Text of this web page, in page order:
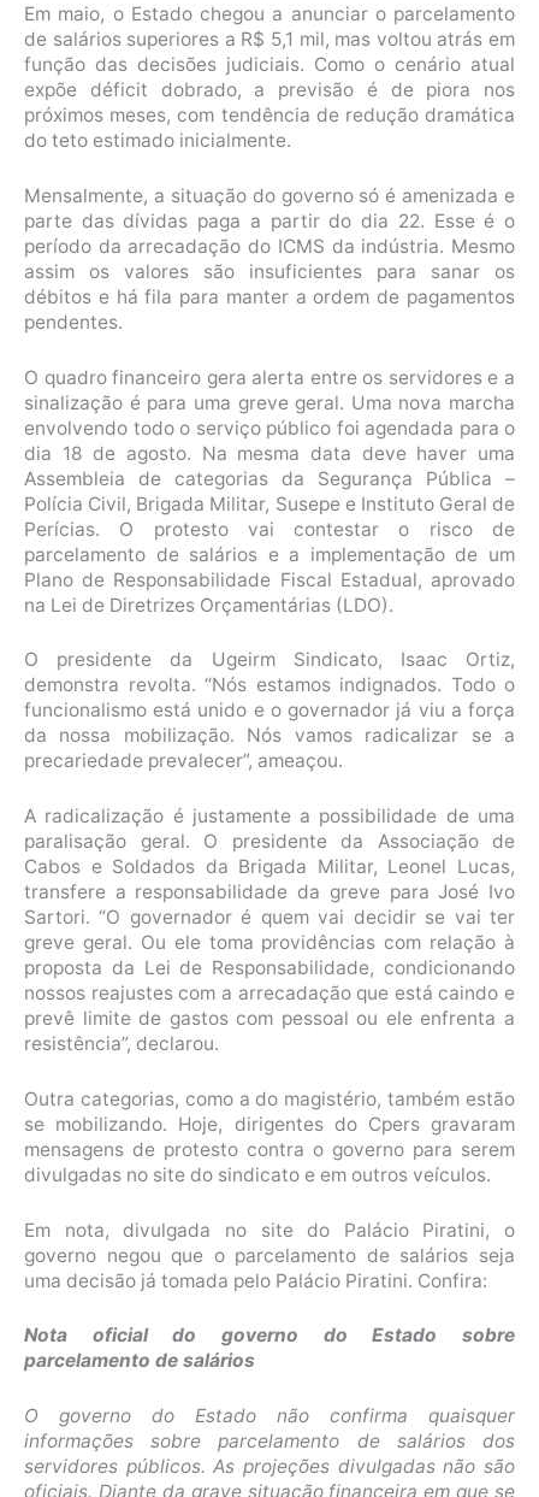
Em maio, o Estado chegou a anunciar o parcelamento
de salários superiores a R$ 5,1 mil, mas voltou atrás em
função das decisões judiciais. Como o cenário atual
expõe déficit dobrado, a previsão é de piora nos
próximos meses, com tendência de redução dramática
do teto estimado inicialmente.
Mensalmente, a situação do governo só é amenizada e
parte das dívidas paga a partir do dia 22. Esse é o
período da arrecadação do ICMS da indústria. Mesmo
assim os valores são insuficientes para sanar os
débitos e há fila para manter a ordem de pagamentos
pendentes.
O quadro financeiro gera alerta entre os servidores e a
sinalização é para uma greve geral. Uma nova marcha
envolvendo todo o serviço público foi agendada para o
dia 18 de agosto. Na mesma data deve haver uma
Assembleia de categorias da Segurança Pública –
Polícia Civil, Brigada Militar, Susepe e Instituto Geral de
Perícias. O protesto vai contestar o risco de
parcelamento de salários e a implementação de um
Plano de Responsabilidade Fiscal Estadual, aprovado
na Lei de Diretrizes Orçamentárias (LDO).
O presidente da Ugeirm Sindicato, Isaac Ortiz,
demonstra revolta. “Nós estamos indignados. Todo o
funcionalismo está unido e o governador já viu a força
da nossa mobilização. Nós vamos radicalizar se a
precariedade prevalecer”, ameaçou.
A radicalização é justamente a possibilidade de uma
paralisação geral. O presidente da Associação de
Cabos e Soldados da Brigada Militar, Leonel Lucas,
transfere a responsabilidade da greve para José Ivo
Sartori. “O governador é quem vai decidir se vai ter
greve geral. Ou ele toma providências com relação à
proposta da Lei de Responsabilidade, condicionando
nossos reajustes com a arrecadação que está caindo e
prevê limite de gastos com pessoal ou ele enfrenta a
resistência”, declarou.
Outra categorias, como a do magistério, também estão
se mobilizando. Hoje, dirigentes do Cpers gravaram
mensagens de protesto contra o governo para serem
divulgadas no site do sindicato e em outros veículos.
Em nota, divulgada no site do Palácio Piratini, o
governo negou que o parcelamento de salários seja
uma decisão já tomada pelo Palácio Piratini. Confira:
Nota oficial do governo do Estado sobre
parcelamento de salários
O governo do Estado não confirma quaisquer
informações sobre parcelamento de salários dos
servidores públicos. As projeções divulgadas não são
oficiais. Diante da grave situação financeira em que se